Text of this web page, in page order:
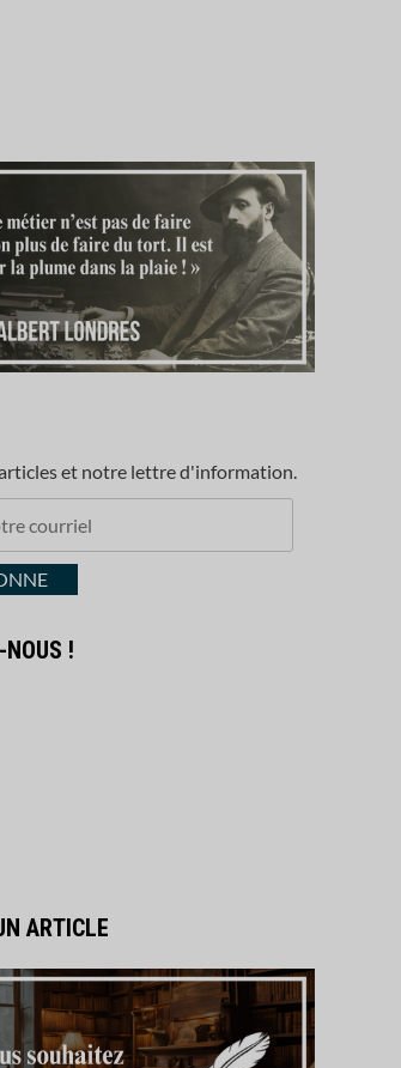
articles et notre lettre d'information.
NOUS !
ARTICLE